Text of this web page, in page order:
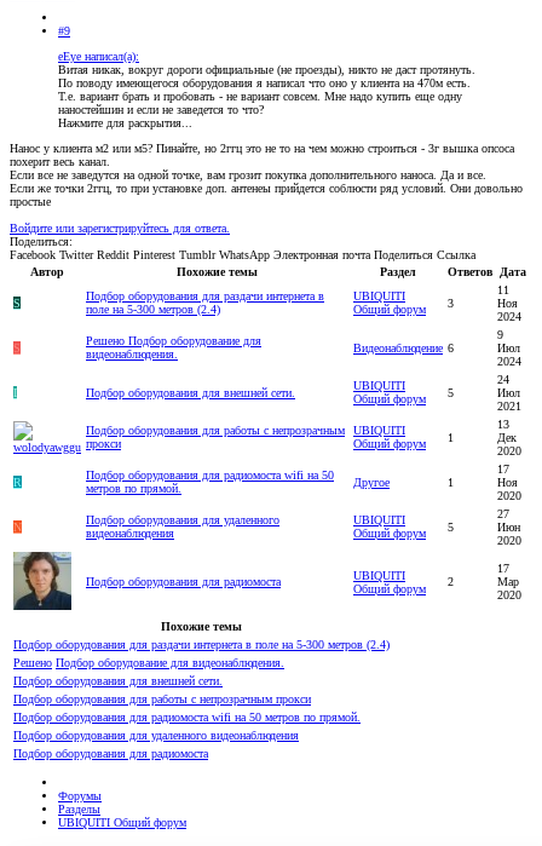
#9
eEye написал(а):
Витая никак, вокруг дороги официальные (не проезды), никто не даст протянуть.
По поводу имеющегося оборудования я написал что оно у клиента на 470м есть.
Т.е. вариант брать и пробовать - не вариант совсем. Мне надо купить еще одну
наностейшин и если не заведется то что?
Нажмите для раскрытия...
Нанос у клиента м2 или м5? Пинайте, но 2ггц это не то на чем можно строиться - 3г вышка опсоса
похерит весь канал.
Если все не заведутся на одной точке, вам грозит покупка дополнительного наноса. Да и все.
Если же точки 2ггц, то при установке доп. антенеы прийдется соблюсти ряд условий. Они довольно
простые
Войдите или зарегистрируйтесь для ответа.
Поделиться:
Facebook Twitter Reddit Pinterest Tumblr WhatsApp Электронная почта Поделиться Ссылка
Автор
Похожие темы Раздел Ответов Дата
S
Подбор оборудования для раздачи интернета в
поле на 5-300 метров (2.4)
UBIQUITI
Общий форум
3
11
Ноя
2024
S
Решено Подбор оборудование для
видеонаблюдения.
Видеонаблюдение 6
9
Июл
2024
I Подбор оборудования для внешней сети.
UBIQUITI
Общий форум
5
24
Июл
2021
Подбор оборудования для работы с непрозрачным
прокси
UBIQUITI
Общий форум
1
13
Дек
2020
R
Подбор оборудования для радиомоста wifi на 50
метров по прямой.
Другое 1
17
Ноя
2020
N
Подбор оборудования для удаленного
видеонаблюдения
UBIQUITI
Общий форум
5
27
Июн
2020
Подбор оборудования для радиомоста
UBIQUITI
Общий форум
2
17
Мар
2020
Похожие темы
Подбор оборудования для раздачи интернета в поле на 5-300 метров (2.4)
Решено Подбор оборудование для видеонаблюдения.
Подбор оборудования для внешней сети.
Подбор оборудования для работы с непрозрачным прокси
Подбор оборудования для радиомоста wifi на 50 метров по прямой.
Подбор оборудования для удаленного видеонаблюдения
Подбор оборудования для радиомоста
Форумы
Разделы
UBIQUITI Общий форум